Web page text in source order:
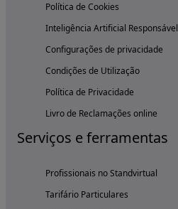
Política de Cookies
Inteligência Artificial Responsável
Configurações de privacidade
Condições de Utilização
Política de Privacidade
Livro de Reclamações online
Serviços e ferramentas
Profissionais no Standvirtual
Tarifário Particulares